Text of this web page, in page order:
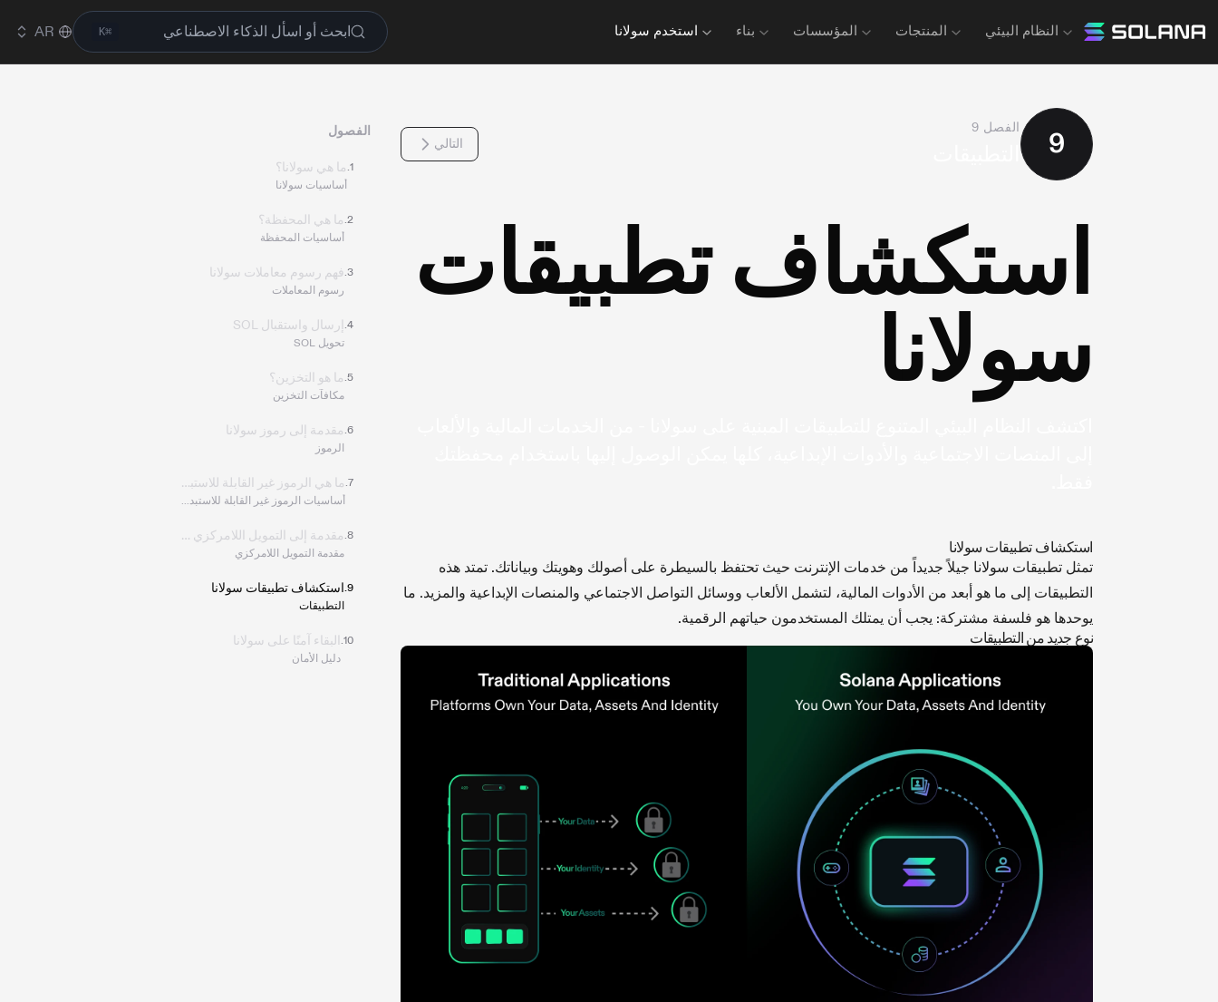
استخدم سولانا بناء المؤسسات المنتجات النظام البيئي ابحث أو اسأل الذكاء الاصطناعي ⌘K
AR
9
الفصل الحالي
الفصل 9
التالي
استكشاف تطبيقات
سولانا
استكشاف تطبيقات سولانا
تمثل تطبيقات سولانا جيلاً جديداً من خدمات الإنترنت حيث تحتفظ بالسيطرة على أصولك وهويتك وبياناتك. تمتد هذه
التطبيقات إلى ما هو أبعد من الأدوات المالية، لتشمل الألعاب ووسائل التواصل الاجتماعي والمنصات الإبداعية والمزيد. ما
يوحدها هو فلسفة مشتركة: يجب أن يمتلك المستخدمون حياتهم الرقمية.
نوع جديد من التطبيقات
الفصول
1
.الفصل 1:
ما هي سولانا؟
أساسيات سولانا
2
.الفصل 2:
ما هي المحفظة؟
أساسيات المحفظة
3
.الفصل 3:
فهم رسوم معاملات سولانا
رسوم المعاملات
4
.الفصل 4:
إرسال واستقبال SOL
تحويل SOL
5
.الفصل 5:
ما هو التخزين؟
مكافآت التخزين
6
.الفصل 6:
مقدمة إلى رموز سولانا
الرموز
7
.الفصل 7:
ما هي الرموز غير القابلة للاستبدال (NFTs)؟
أساسيات الرموز غير القابلة للاستبدال
8
.الفصل 8:
مقدمة إلى التمويل اللامركزي على سولانا
مقدمة التمويل اللامركزي
9
.الفصل 9:
استكشاف تطبيقات سولانا
التطبيقات
10
.الفصل 10:
البقاء آمنًا على سولانا
دليل الأمان